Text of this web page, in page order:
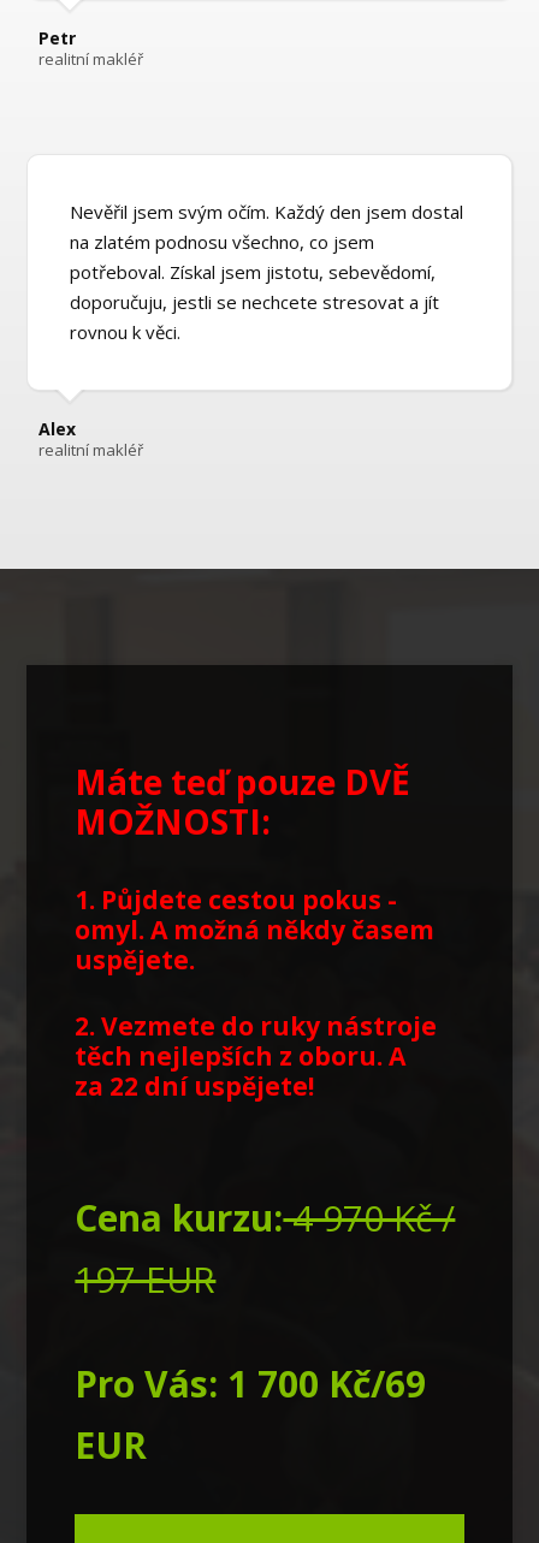
Petr
realitní makléř
Nevěřil jsem svým očím. Každý den jsem dostal
na zlatém podnosu všechno, co jsem
potřeboval. Získal jsem jistotu, sebevědomí,
doporučuju, jestli se nechcete stresovat a jít
rovnou k věci.
Alex
realitní makléř
Máte teď pouze DVĚ
MOŽNOSTI:
1. Půjdete cestou pokus -
omyl. A možná někdy časem
uspějete.
2. Vezmete do ruky nástroje
těch nejlepších z oboru.A
za 22 dní uspějete!
Cena kurzu:4 970 Kč /
197 EUR
Pro Vás: 1 700 Kč/69
EUR